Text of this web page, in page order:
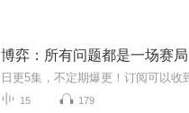
博弈：所有问题都是一场赛局
15 179